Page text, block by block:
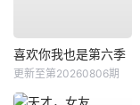
喜欢你我也是第六季
更新至第20260806期